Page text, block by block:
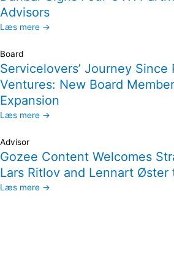
Advisors
Læs mere →
Board
Servicelovers’ Journey Since
Ventures: New Board
Expansion
Læs mere →
Advisor
Gozee Content Welcomes
Lars Ritlov and Lennart Øster
Læs mere →